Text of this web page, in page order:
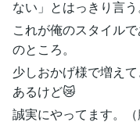
ない」とはっきり言う
これが俺のスタイル
のところ。
少しおかげ様で増え
あるけど😿
誠実にやってます。